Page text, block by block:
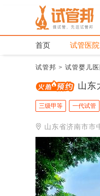
首页 试管医院
试管邦 > 试管婴儿
山东
三级甲等 一代试管
山东省济南市市